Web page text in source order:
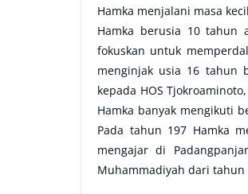
Hamka menjalani masa
Hamka berusia 10 tahun
fokuskan untuk
menginjak usia 16 tahun
kepada HOS
Hamka banyak mengikuti
Pada tahun 197 Hamka
mengajar di
Muhammadiyah dari tahun